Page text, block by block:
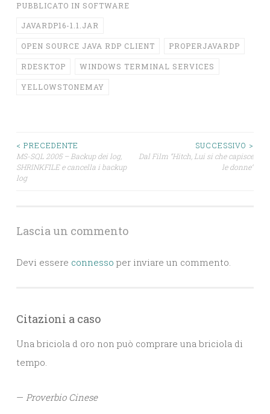
PUBBLICATO IN SOFTWARE
JAVARDP16-1.1.JAR
OPEN SOURCE JAVA RDP CLIENT PROPERJAVARDP
RDESKTOP WINDOWS TERMINAL SERVICES
YELLOWSTONEMAY
Navigazione
articoli
< PRECEDENTE
MS-SQL 2005 – Backup dei log,
SHRINKFILE e cancella i backup
log
SUCCESSIVO >
Dal Film “Hitch, Lui si che capisce
le donne“
Lascia un commento
Devi essere connesso per inviare un commento.
Citazioni a caso
Una briciola d oro non può comprare una briciola di
tempo.
— Proverbio Cinese